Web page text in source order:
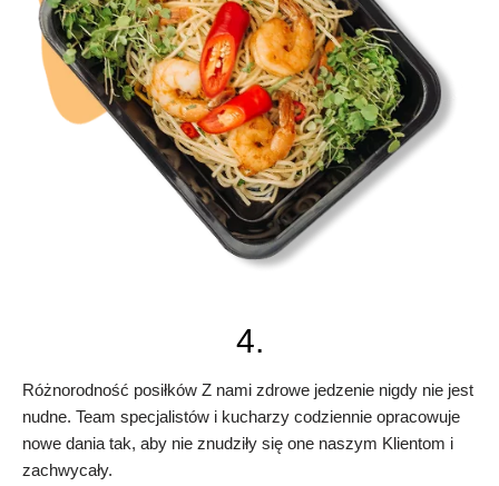
4.
Różnorodność posiłków Z nami zdrowe jedzenie nigdy nie jest
nudne. Team specjalistów i kucharzy codziennie opracowuje
nowe dania tak, aby nie znudziły się one naszym Klientom i
zachwycały.